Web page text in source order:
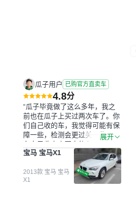
瓜子用户 已购官方直卖车
4.8分
“瓜子毕竟做了这么多年，我之
前也在瓜子上买过两次车了。你
们自己收的车，我觉得可能有保
障一些，检测会更过关一些。平
台自己收上来再卖的车，应该更
可靠。我买的是宝马X1，主要看
中它的价格和公里数比较合适。
另外，瓜子承诺无火烧、无事
故、无泡水、无调表，在平台自
展开
宝马 宝马X1
2013款 宝马 宝马
X1